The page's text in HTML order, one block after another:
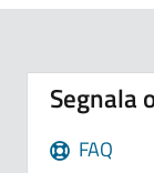
Segnala
FAQ